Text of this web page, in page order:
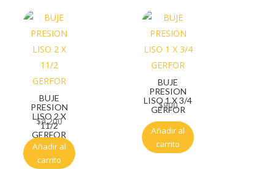
BUJE
PRESION
LISO 2 X
11/2
GERFOR
$4.200
Añadir al
carrito
BUJE
PRESION
LISO 1 X 3/4
GERFOR
$900
Añadir al
carrito